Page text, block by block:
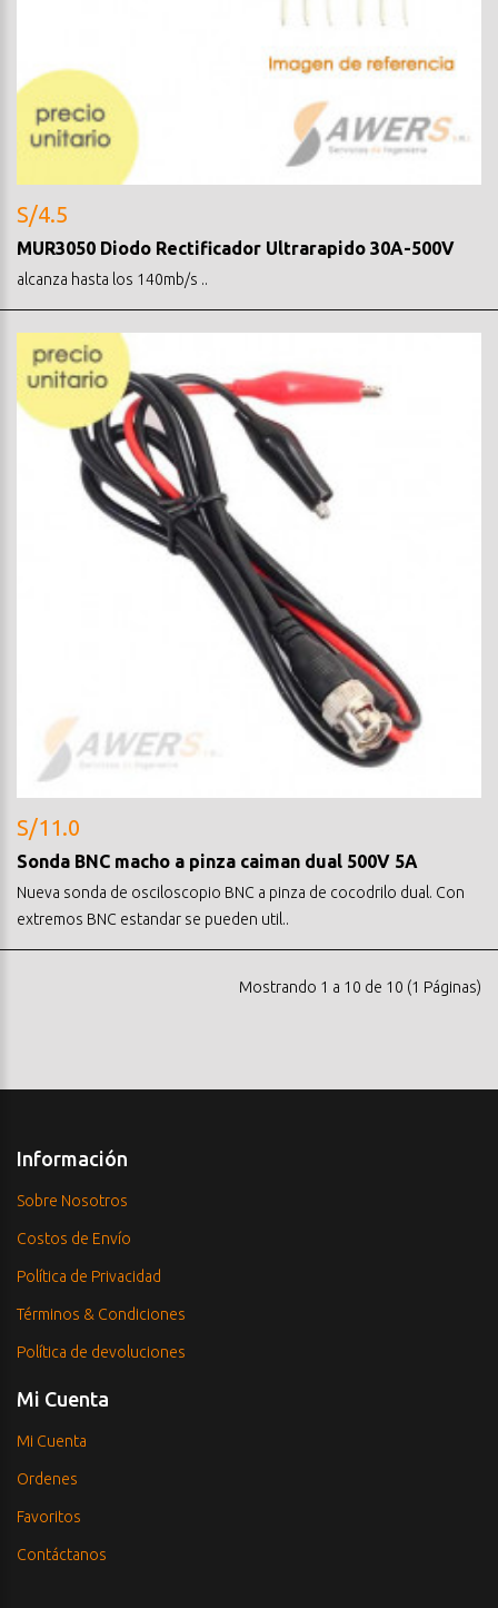
S/4.5
MUR3050 Diodo Rectificador Ultrarapido 30A-500V
alcanza hasta los 140mb/s ..
S/11.0
Sonda BNC macho a pinza caiman dual 500V 5A
Nueva sonda de osciloscopio BNC a pinza de cocodrilo dual. Con
extremos BNC estandar se pueden util..
Mostrando 1 a 10 de 10 (1 Páginas)
Información
Sobre Nosotros
Costos de Envío
Política de Privacidad
Términos & Condiciones
Política de devoluciones
Mi Cuenta
Mi Cuenta
Ordenes
Favoritos
Contáctanos